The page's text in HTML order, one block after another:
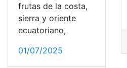
frutas de la costa,
sierra y oriente
ecuatoriano,
01/07/2025